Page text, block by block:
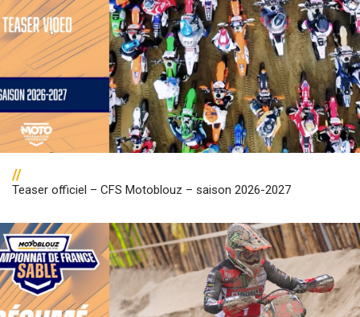
//
Teaser officiel – CFS Motoblouz – saison 2026-2027